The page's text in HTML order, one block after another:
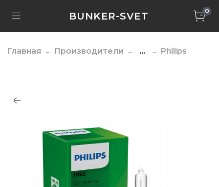
BUNKER-SVET 0
Главная Производители ... Philips